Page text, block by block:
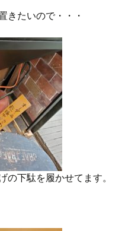
きたいので・・・
の下駄を履かせてます。